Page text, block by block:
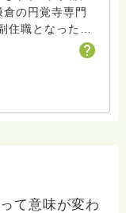
の円覚寺専門
職となった後
会、ゲーム部、
はお手繋ぎをし
きやすくしたい
（門前仲町 下
て意味が変わ